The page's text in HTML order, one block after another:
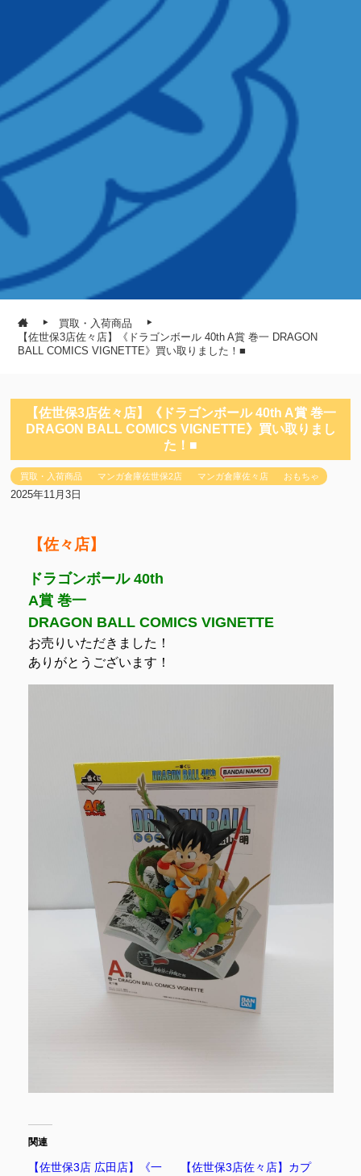
買取・入荷商品
【佐世保3店佐々店】《ドラゴンボール 40th A賞 巻一 DRAGON
BALL COMICS VIGNETTE》買い取りました！■
【佐世保3店佐々店】《ドラゴンボール 40th A賞 巻一
DRAGON BALL COMICS VIGNETTE》買い取りまし
た！■
買取・入荷商品 マンガ倉庫佐世保2店 マンガ倉庫佐々店 おもちゃ
2025年11月3日
【佐々店】
ドラゴンボール 40th
A賞 巻一
DRAGON BALL COMICS VIGNETTE
お売りいただきました！
ありがとうございます！
関連
【佐世保3店 広田店】《一 【佐世保3店佐々店】カプ